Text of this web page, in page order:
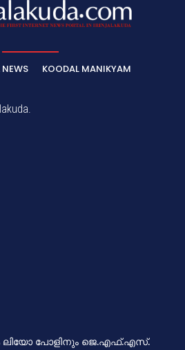
KOODAL MANIKYAM
ലിയോ പോളിനും ജെ.എഫ്.എസ്.